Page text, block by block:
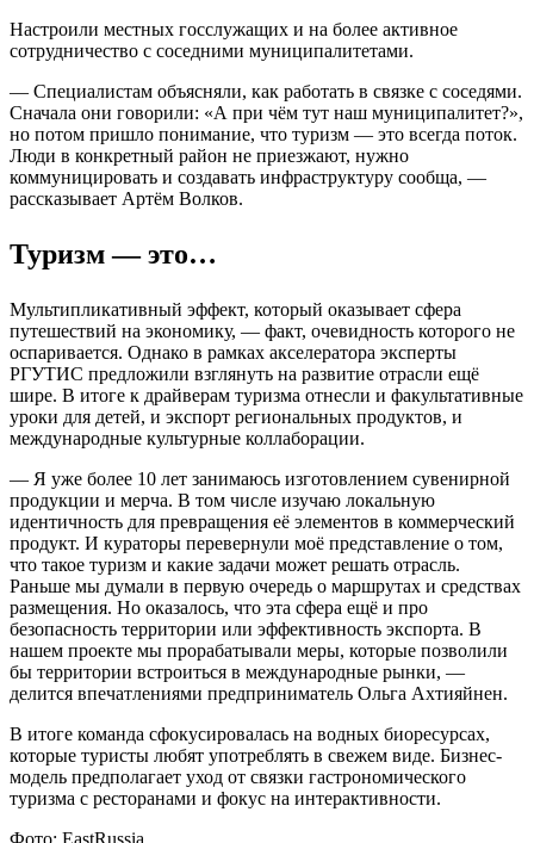
Настроили местных госслужащих и на более активное
сотрудничество с соседними муниципалитетами.
— Специалистам объясняли, как работать в связке с соседями.
Сначала они говорили: «А при чём тут наш муниципалитет?»,
но потом пришло понимание, что туризм — это всегда поток.
Люди в конкретный район не приезжают, нужно
коммуницировать и создавать инфраструктуру сообща, —
рассказывает Артём Волков.
Туризм — это…
Мультипликативный эффект, который оказывает сфера
путешествий на экономику, — факт, очевидность которого не
оспаривается. Однако в рамках акселератора эксперты
РГУТИС предложили взглянуть на развитие отрасли ещё
шире. В итоге к драйверам туризма отнесли и факультативные
уроки для детей, и экспорт региональных продуктов, и
международные культурные коллаборации.
— Я уже более 10 лет занимаюсь изготовлением сувенирной
продукции и мерча. В том числе изучаю локальную
идентичность для превращения её элементов в коммерческий
продукт. И кураторы перевернули моё представление о том,
что такое туризм и какие задачи может решать отрасль.
Раньше мы думали в первую очередь о маршрутах и средствах
размещения. Но оказалось, что эта сфера ещё и про
безопасность территории или эффективность экспорта. В
нашем проекте мы прорабатывали меры, которые позволили
бы территории встроиться в международные рынки, —
делится впечатлениями предприниматель Ольга Ахтияйнен.
В итоге команда сфокусировалась на водных биоресурсах,
которые туристы любят употреблять в свежем виде. Бизнес-
модель предполагает уход от связки гастрономического
туризма с ресторанами и фокус на интерактивности.
Фото: EastRussia